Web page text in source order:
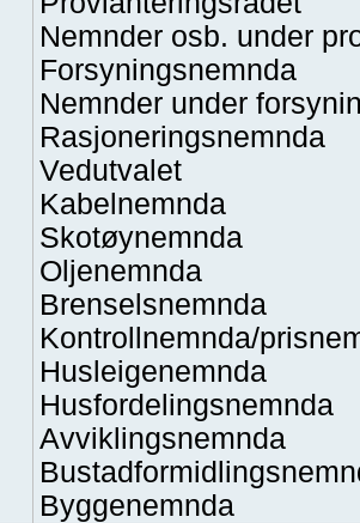
Nemnder osb. under
Forsyningsnemnda
Nemnder under
Rasjoneringsnemnda
Vedutvalet
Kabelnemnda
Skotøynemnda
Oljenemnda
Brenselsnemnda
Kontrollnemnda/
Husleigenemnda
Husfordelingsnemnda
Avviklingsnemnda
Byggenemnda